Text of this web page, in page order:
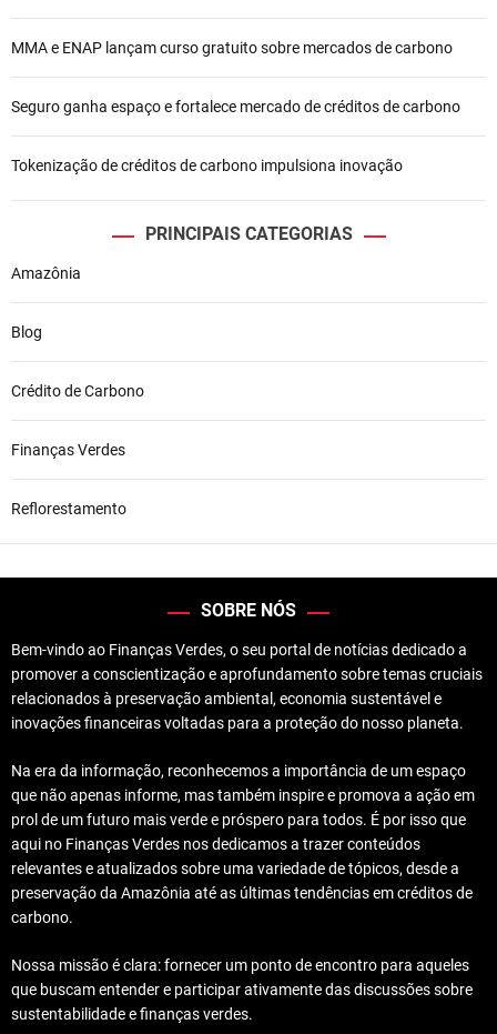
o
t
MMA e ENAP lançam curso gratuito sobre mercados de carbono
Seguro ganha espaço e fortalece mercado de créditos de carbono
Tokenização de créditos de carbono impulsiona inovação
PRINCIPAIS CATEGORIAS
Amazônia
Blog
Crédito de Carbono
Finanças Verdes
Reflorestamento
SOBRE NÓS
Bem-vindo ao Finanças Verdes, o seu portal de notícias dedicado a
promover a conscientização e aprofundamento sobre temas cruciais
relacionados à preservação ambiental, economia sustentável e
inovações financeiras voltadas para a proteção do nosso planeta.
Na era da informação, reconhecemos a importância de um espaço
que não apenas informe, mas também inspire e promova a ação em
prol de um futuro mais verde e próspero para todos. É por isso que
aqui no Finanças Verdes nos dedicamos a trazer conteúdos
relevantes e atualizados sobre uma variedade de tópicos, desde a
preservação da Amazônia até as últimas tendências em créditos de
carbono.
Nossa missão é clara: fornecer um ponto de encontro para aqueles
que buscam entender e participar ativamente das discussões sobre
sustentabilidade e finanças verdes.